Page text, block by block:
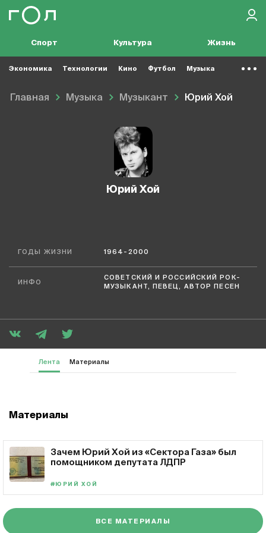
Спорт Культура Жизнь
Экономика Технологии Кино Футбол Музыка
Главная Музыка Музыкант Юрий Хой
Юрий Хой
ГОДЫ ЖИЗНИ 1964-2000
ИНФО
СОВЕТСКИЙ И РОССИЙСКИЙ РОК-
МУЗЫКАНТ, ПЕВЕЦ, АВТОР ПЕСЕН
Лента Материалы
Материалы
Зачем Юрий Хой из «Сектора Газа» был
помощником депутата ЛДПР
#ЮРИЙ ХОЙ
ВСЕ МАТЕРИАЛЫ